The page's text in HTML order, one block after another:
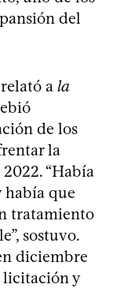
del
a la
de los
la
“Había
había que
tratamiento
sostuvo.
diciembre
licitación y